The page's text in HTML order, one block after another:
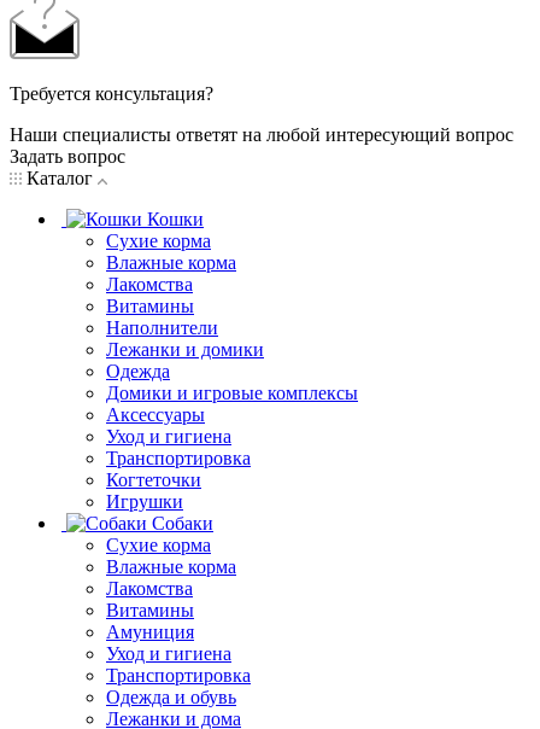
Требуется консультация?
Наши специалисты ответят на любой интересующий вопрос
Задать вопрос
Каталог
Кошки
Сухие корма
Влажные корма
Лакомства
Витамины
Наполнители
Лежанки и домики
Одежда
Домики и игровые комплексы
Аксессуары
Уход и гигиена
Транспортировка
Когтеточки
Игрушки
Собаки
Сухие корма
Влажные корма
Лакомства
Витамины
Амуниция
Уход и гигиена
Транспортировка
Одежда и обувь
Лежанки и дома